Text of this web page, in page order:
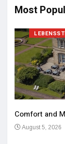
Most
Comfort and
August 5, 2026